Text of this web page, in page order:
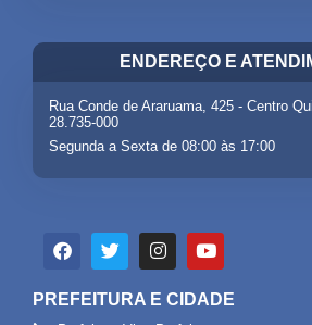
ENDEREÇO E
Rua Conde de Araruama, 425 - Centro
28.735-000
Segunda a Sexta de 08:00 às 17:00
PREFEITURA E CIDADE